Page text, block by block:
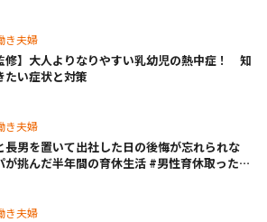
き夫婦
修】大人よりなりやすい乳幼児の熱中症！ 知
たい症状と対策
き夫婦
長男を置いて出社した日の後悔が忘れられな
が挑んだ半年間の育休生活 #男性育休取ったら
き夫婦